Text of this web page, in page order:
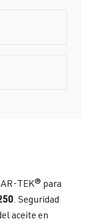
TEK® para
. Seguridad
aceite en